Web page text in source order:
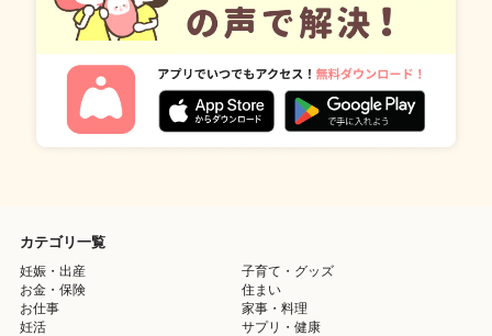
カテゴリ一覧
妊娠・出産
子育て・グッズ
お金・保険
住まい
お仕事
家事・料理
妊活
サプリ・健康